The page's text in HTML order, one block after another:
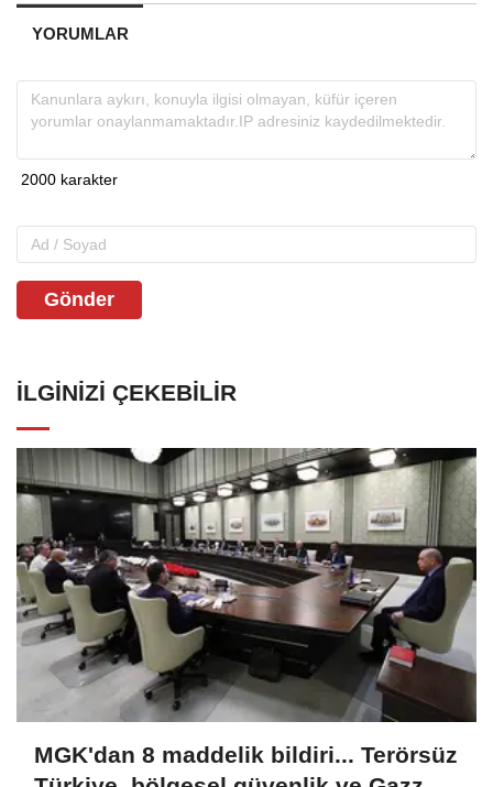
YORUMLAR
Gönder
İLGINIZI ÇEKEBILIR
MGK'dan 8 maddelik bildiri... Terörsüz